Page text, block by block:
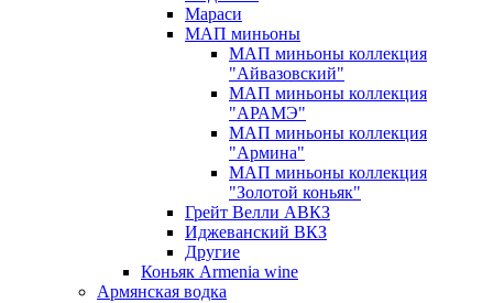
Мараси
МАП миньоны
МАП миньоны коллекция
"Айвазовский"
МАП миньоны коллекция
"АРАМЭ"
МАП миньоны коллекция
"Армина"
МАП миньоны коллекция
"Золотой коньяк"
Грейт Велли АВКЗ
Иджеванский ВКЗ
Другие
Коньяк Armenia wine
Армянская водка